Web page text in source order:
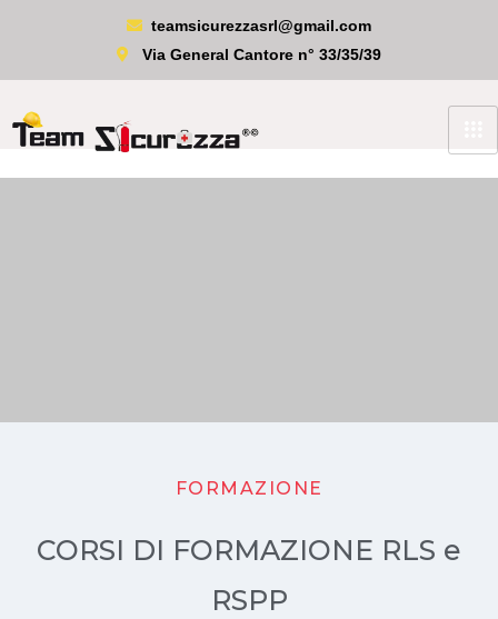
teamsicurezzasrl@gmail.com
Via General Cantore n° 33/35/39
FORMAZIONE
CORSI DI FORMAZIONE RLS e
RSPP